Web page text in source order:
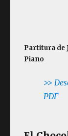
Partitura de
Piano
>>
PDF